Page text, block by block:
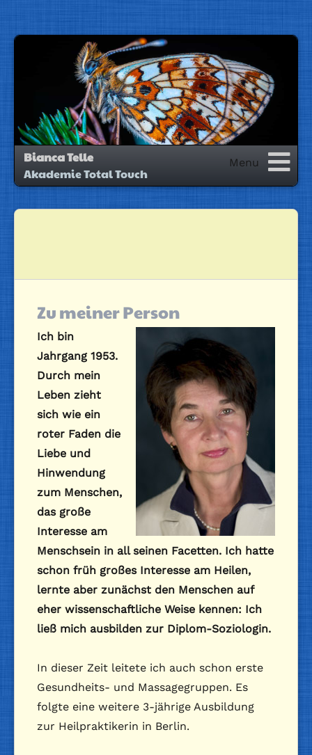
Bianca Telle
Akademie Total Touch
Zu meiner Person
Ich bin
Jahrgang 1953.
Durch mein
Leben zieht
sich wie ein
roter Faden die
Liebe und
Hinwendung
zum Menschen,
das große
Interesse am
Menschsein in all seinen Facetten. Ich hatte
schon früh großes Interesse am Heilen,
lernte aber zunächst den Menschen auf
eher wissenschaftliche Weise kennen: Ich
ließ mich ausbilden zur Diplom-Soziologin.
In dieser Zeit leitete ich auch schon erste
Gesundheits- und Massagegruppen. Es
folgte eine weitere 3-jährige Ausbildung
zur Heilpraktikerin in Berlin.